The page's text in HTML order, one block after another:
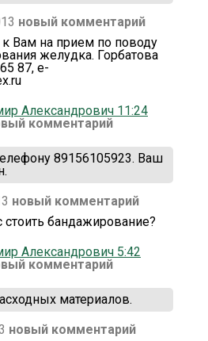
новый комментарий
Вам на прием по поводу
желудка. Горбатова
87, e-
Александрович 11:24
комментарий
89156105923. Ваш
новый комментарий
стоить бандажирование?
Александрович 5:42
комментарий
материалов.
новый комментарий